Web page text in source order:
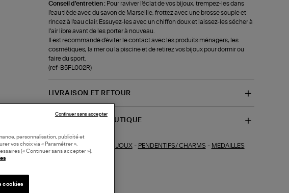
Conseil d'entretien : Pour raviver l'éclat de vos bijoux, trempez-les dans
l'eau tiède avec du savon de Marseille, frottez avec une brosse souple et
rincez à l'eau clair. Essuyez-les avec un chiffon doux et laissez-les sécher à
l'air libre avant de les porter à nouveau.
Il est recommandé d'éviter le contact avec les produits ménagers, les
cosmétiques, la mer ou la piscine et de retirez vos bijoux pour dormir ou
faire du sport.
(ref-B5FL002R)
LIVRAISON ET RETOUR
DISPONIBILITÉ BOUTIQUE
Collections similaires : BIJOUX- PENDENTIFS/ CHARMS - MEDAILLES
personnalisation, publicité et
vos choix via « Paramétrer »,
(« Continuer sans accepter »).
cookies
Continuer sans accepter